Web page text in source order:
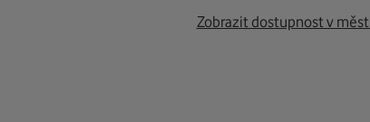
Zobrazit dostupnost v